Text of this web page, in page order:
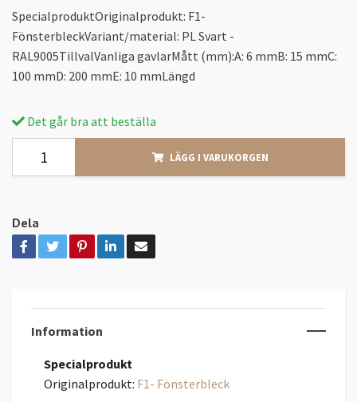
SpecialproduktOriginalprodukt: F1-
FönsterbleckVariant/material: PL Svart -
RAL9005TillvalVanliga gavlarMått (mm):A: 6 mmB: 15 mmC:
100 mmD: 200 mmE: 10 mmLängd
Det går bra att beställa
LÄGG I VARUKORGEN
Dela
Information
Specialprodukt
Originalprodukt: F1- Fönsterbleck